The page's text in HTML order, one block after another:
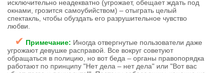
исключительно неадекватно (угрожает, обещает ждать под
окнами, грозится самоубийством) – отыграть целый
спектакль, чтобы обуздать его разрушительное чувство
любви.
✔ Примечание: Иногда отвергнутые пользователи даже
угрожают девушке расправой. Все вокруг советуют
обращаться в полицию, но вот беда – органы правопорядка
работают по принципу "Нет дела – нет дела" или "Вот вас